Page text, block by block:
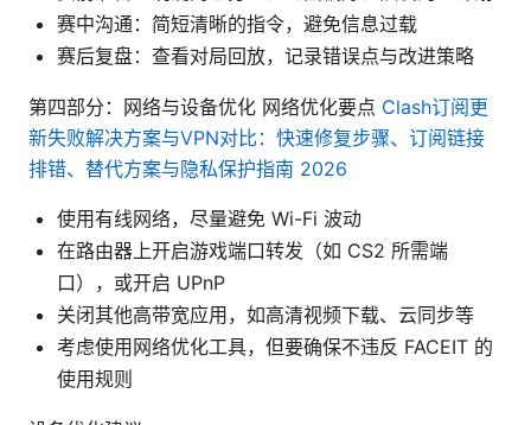
赛中沟通：简短清晰的指令，避免信息过载
赛后复盘：查看对局回放，记录错误点与改进策略
第四部分：网络与设备优化 网络优化要点 Clash订阅更
新失败解决方案与VPN对比：快速修复步骤、订阅链接
排错、替代方案与隐私保护指南 2026
使用有线网络，尽量避免 Wi-Fi 波动
在路由器上开启游戏端口转发（如 CS2 所需端
口），或开启 UPnP
关闭其他高带宽应用，如高清视频下载、云同步等
考虑使用网络优化工具，但要确保不违反 FACEIT 的
使用规则